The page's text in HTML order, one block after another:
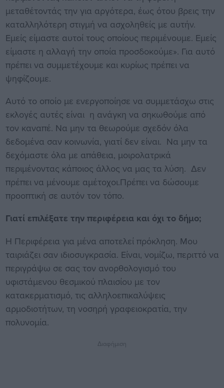
μεταθέτοντάς την για αργότερα, έως ότου βρεις την
καταλληλότερη στιγμή να ασχοληθείς με αυτήν.
Εμείς είμαστε αυτοί τους οποίους περιμένουμε. Εμείς
είμαστε η αλλαγή την οποία προσδοκούμε». Για αυτό
πρέπει να συμμετέχουμε και κυρίως πρέπει να
ψηφίζουμε.
Αυτό το οποίο με ενεργοποίησε να συμμετάσχω στις
εκλογές αυτές είναι η ανάγκη να σηκωθούμε από
τον καναπέ. Να μην τα θεωρούμε σχεδόν όλα
δεδομένα σαν κοινωνία, γιατί δεν είναι. Να μην τα
δεχόμαστε όλα με απάθεια, μοιρολατρικά
περιμένοντας κάποιος άλλος να μας τα λύση. Δεν
πρέπει να μένουμε αμέτοχοι.Πρέπει να δώσουμε
προοπτική σε αυτόν τον τόπο.
Γιατί επιλέξατε την περιφέρεια και όχι το δήμο;
Η Περιφέρεια για μένα αποτελεί πρόκληση. Μου
ταιριάζει σαν ιδιοσυγκρασία. Είναι, νομίζω, περιττό να
περιγράψω σε σας τον ανορθολογισμό του
υφιστάμενου θεσμικού πλαισίου με τον
κατακερματισμό, τις αλληλοεπικαλύψεις
αρμοδιοτήτων, τη νοσηρή γραφειοκρατία, την
πολυνομία.
Διαφήμιση